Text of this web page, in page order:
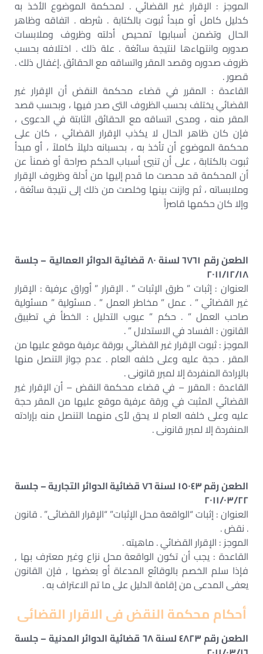
الموجز : الإقرار غير القضائي . لمحكمة الموضوع الأخذ به
كدليل كامل أو مبدأ ثبوت بالكتابة . شرطه . اتفاقه وظاهر
الحال وتضمن أسبابها تمحيص أدلته وظروف وملابسات
صدوره وانتهاءها لنتيجة سائغة . علة ذلك . اختلافه بحسب
ظروف صدوره وقصد المقر واتساقه مع الحقائق .إغفال ذلك .
قصور .
القاعدة : المقرر في قضاء محكمة النقض أن الإقرار غير
القضائي يختلف بحسب الظروف التى صدر فيها ، وبحسب قصد
المقر منه ، ومدى اتساقه مع الحقائق الثابتة في الدعوى ،
فإن كان ظاهر الحال لا يكذب الإقرار القضائي ، كان على
محكمة الموضوع أن تأخذ به ، بحسبانه دليلاً كاملاً ، أو مبدأ
ثبوت بالكتابة ، على أن تنبئ أسباب الحكم صراحة أو ضمناً عن
أن المحكمة قد محصت ما قدم إليها من أدلة وظروف الإقرار
وملابساته ، ثم وازنت بينها وخلصت من ذلك إلى نتيجة سائغة ،
وإلا كان حكمها قاصراً
الطعن رقم ٦٧٦١ لسنة ٨٠ قضائية الدوائر العمالية – جلسة
٢٠١١/١٢/١٨
العنوان : إثبات ” طرق الإثبات ” . الإقرار ” أوراق عرفية : الإقرار
غير القضائي ” . عمل ” مخاطر العمل ” . مسئولية ” مسئولية
صاحب العمل ” . حكم ” عيوب التدليل : الخطأ في تطبيق
القانون : الفساد في الاستدلال ” .
الموجز : ثبوت الإقرار غير القضائي بورقة عرفية موقع عليها من
المقر . حجة عليه وعلى خلفه العام . عدم جواز التنصل منها
بالإرادة المنفردة إلا لمبرر قانونى .
القاعدة : المقرر – في قضاء محكمة النقض – أن الإقرار غير
القضائي المثبت في ورقة عرفية موقع عليها من المقر حجة
عليه وعلى خلفه العام لا يحق لأى منهما التنصل منه بإرادته
المنفردة إلا لمبرر قانونى .
الطعن رقم ١٥٠٤٣ لسنة ٧٦ قضائية الدوائر التجارية – جلسة
٢٠١١/٠٣/٢٢
العنوان : إثبات “الواقعة محل الإثبات” “الإقرار القضائى” . قانون
. نقض .
الموجز : الإقرار القضائي . ماهيته .
القاعدة : يجب أن تكون الواقعة محل نزاع وغير معترف بها ,
فإذا سلم الخصم بالوقائع المدعاة أو بعضها , فإن القانون
يعفى المدعى من إقامة الدليل على ما تم الاعتراف به .
أحكام محكمة النقض فى الاقرار القضائى
الطعن رقم ٤٨٢٣ لسنة ٦٨ قضائية الدوائر المدنية – جلسة